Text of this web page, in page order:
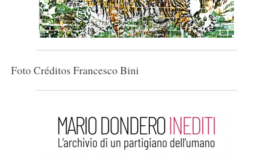
Foto Créditos Francesco Bini